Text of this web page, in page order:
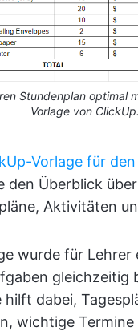
Stundenplan optimal
Vorlage von ClickUp.
Vorlage für
den Überblick über
Aktivitäten
wurde für
gleichzeitig
hilft dabei,
wichtige